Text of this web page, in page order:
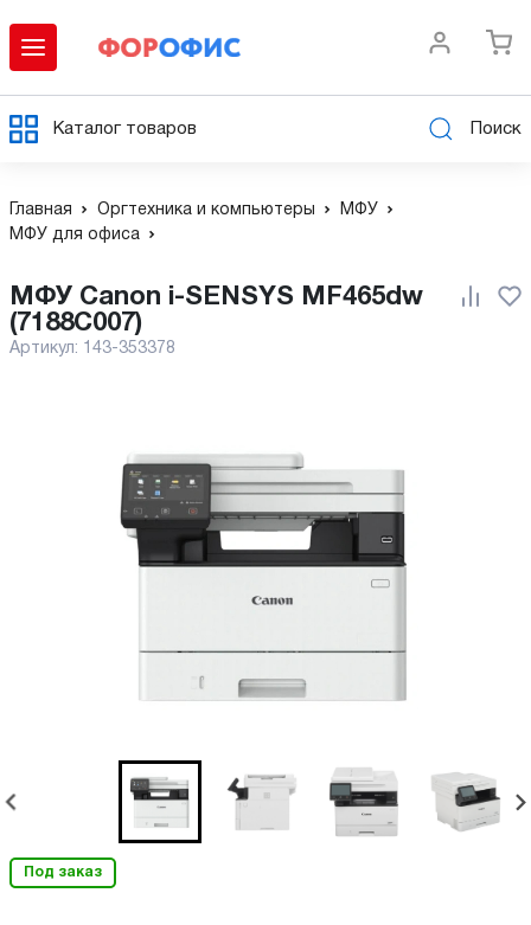
Каталог товаров Поиск
Главная Оргтехника и компьютеры
МФУ
МФУ для офиса
МФУ Canon i-SENSYS MF465dw
(7188C007)
Артикул: 143-353378
Под заказ